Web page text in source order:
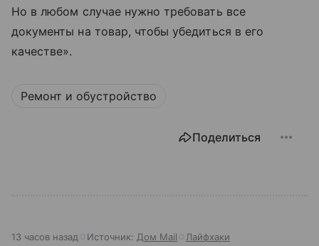
Но в любом случае нужно требовать все
документы на товар, чтобы убедиться в его
качестве».
Ремонт и обустройство
Поделиться
13 часов назад Источник: Дом Mail Лайфхаки